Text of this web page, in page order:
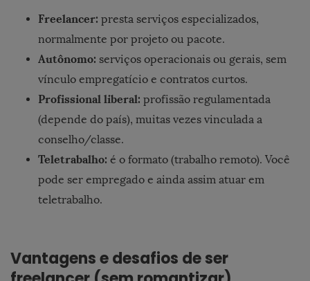
Freelancer: presta serviços especializados,
normalmente por projeto ou pacote.
Autônomo: serviços operacionais ou gerais, sem
vínculo empregatício e contratos curtos.
Profissional liberal: profissão regulamentada
(depende do país), muitas vezes vinculada a
conselho/classe.
Teletrabalho: é o formato (trabalho remoto). Você
pode ser empregado e ainda assim atuar em
teletrabalho.
Vantagens e desafios de ser